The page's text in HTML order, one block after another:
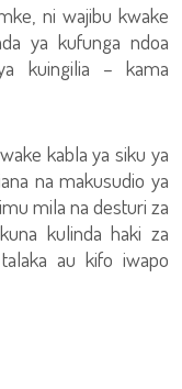
ni wajibu kwake
ya kufunga ndoa
kuingilia – kama
kabla ya siku ya
na makusudio ya
mila na desturi za
kulinda haki za
au kifo iwapo